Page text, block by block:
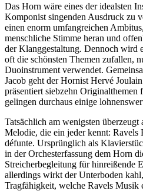
Das Horn wäre eines der idealsten
Komponist singenden Ausdruck zu
einen enorm umfangreichen
menschliche Stimme heran und
der Klanggestaltung. Dennoch wird
oft die schönsten Themen zufallen,
Duoinstrument verwendet.
Jacob geht der Hornist Hervé
präsentiert siebzehn Originalthemen
gelingen durchaus einige
Tatsächlich am wenigsten überzeugt
Melodie, die ein jeder kennt: Ravels
défunte. Ursprünglich als
in der Orchesterfassung dem Horn
Streicherbegleitung für hinreißende
allerdings wirkt der Unterboden
Tragfähigkeit, welche Ravels Musik